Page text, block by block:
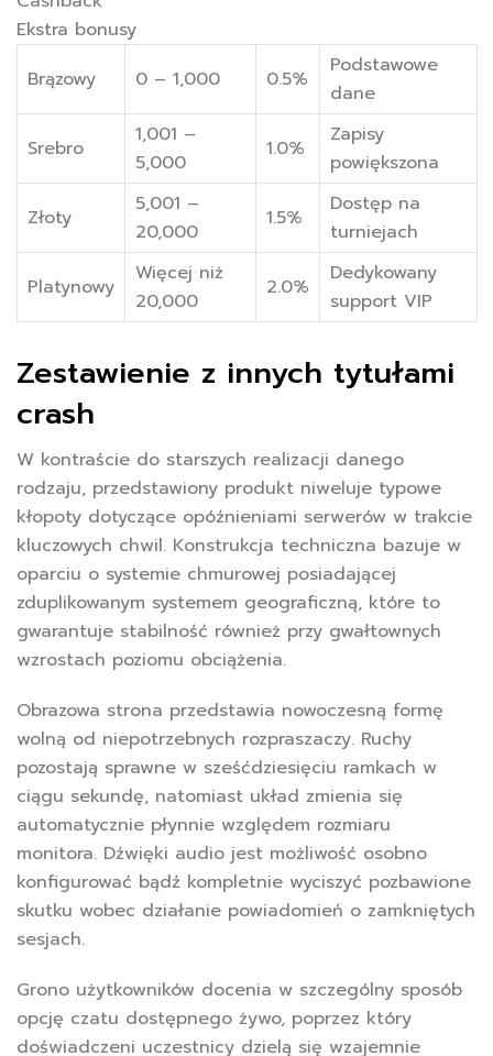
Ekstra bonusy
Brązowy
0 – 1,000 0.5%
Podstawowe
dane
Srebro
1,001 –
5,000
1.0%
Zapisy
powiększona
Złoty
5,001 –
20,000
1.5%
Dostęp na
turniejach
Platynowy
Więcej niż
20,000
2.0%
Dedykowany
support VIP
Zestawienie z innych tytułami
crash
W kontraście do starszych realizacji danego
rodzaju, przedstawiony produkt niweluje typowe
kłopoty dotyczące opóźnieniami serwerów w trakcie
kluczowych chwil. Konstrukcja techniczna bazuje w
oparciu o systemie chmurowej posiadającej
zduplikowanym systemem geograficzną, które to
gwarantuje stabilność również przy gwałtownych
wzrostach poziomu obciążenia.
Obrazowa strona przedstawia nowoczesną formę
wolną od niepotrzebnych rozpraszaczy. Ruchy
pozostają sprawne w sześćdziesięciu ramkach w
ciągu sekundę, natomiast układ zmienia się
automatycznie płynnie względem rozmiaru
monitora. Dźwięki audio jest możliwość osobno
konfigurować bądź kompletnie wyciszyć pozbawione
skutku wobec działanie powiadomień o zamkniętych
sesjach.
Grono użytkowników docenia w szczególny sposób
opcję czatu dostępnego żywo, poprzez który
doświadczeni uczestnicy dzielą się wzajemnie